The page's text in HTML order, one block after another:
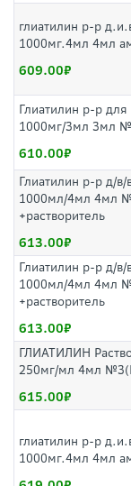
глиатилин р-р
1000мг.4мл 4мл
609.00
Глиатилин р-р
1000мг/3мл 3мл
610.00
Глиатилин р-р д/в/
1000мл/4мл 4мл
+растворитель
613.00
Глиатилин р-р д/в/
1000мл/4мл 4мл
+растворитель
613.00
ГЛИАТИЛИН
250мг/мл 4мл
615.00
глиатилин р-р
1000мг.4мл 4мл